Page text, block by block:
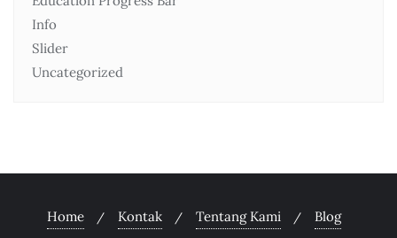
Info
Slider
Uncategorized
Home Kontak Tentang Kami Blog